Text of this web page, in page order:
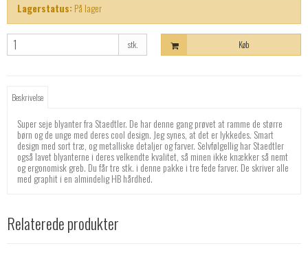
Lagerstatus:På lager
stk. Køb
Beskrivelse
Super seje blyanter fra Staedtler. De har denne gang prøvet at ramme de større
børn og de unge med deres cool design. Jeg synes, at det er lykkedes. Smart
design med sort træ, og metalliske detaljer og farver. Selvfølgellig har Staedtler
også lavet blyanterne i deres velkendte kvalitet, så minen ikke knækker så nemt
og ergonomisk greb. Du får tre stk. i denne pakke i tre fede farver. De skriver alle
med graphit i en almindelig HB hårdhed.
Relaterede produkter